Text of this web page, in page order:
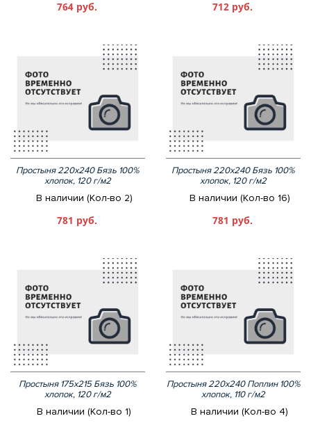
764 руб. 712 руб.
Простыня 220х240 Бязь 100%
хлопок, 120 г/м2
В наличии (Кол-во 2)
781 руб.
Простыня 220х240 Бязь 100%
хлопок, 120 г/м2
В наличии (Кол-во 16)
781 руб.
Простыня 175х215 Бязь 100%
хлопок, 120 г/м2
В наличии (Кол-во 1)
Простыня 220х240 Поплин 100%
хлопок, 110 г/м2
В наличии (Кол-во 4)